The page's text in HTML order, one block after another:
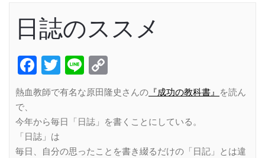
日誌のススメ
Facebook
Twitter
Line
Link
熱血教師で有名な原田隆史さんの 『成功の教科書』
を読ん
で、
今年から毎日「日誌」を書くことにしている。
「日誌」は
毎日、自分の思ったことを書き綴るだけの「日記」とは違